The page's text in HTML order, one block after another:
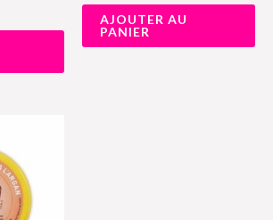
AJOUTER AU
PANIER